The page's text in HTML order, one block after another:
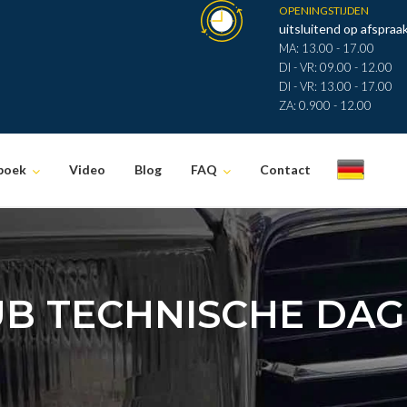
OPENINGSTIJDEN
uitsluitend op
MA: 13.00 - 17.00
DI - VR: 09.00 - 12.00
DI - VR: 13.00 - 17.00
ZA: 0.900 - 12.00
Video Blog FAQ Contact .
TECHNISCHE